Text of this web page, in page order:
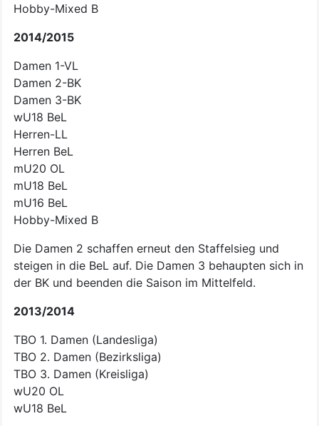
Hobby-Mixed B
2014/2015
Damen 1-VL
Damen 2-BK
Damen 3-BK
wU18 BeL
Herren-LL
Herren BeL
mU20 OL
mU18 BeL
mU16 BeL
Hobby-Mixed B
Die Damen 2 schaffen erneut den Staffelsieg und
steigen in die BeL auf. Die Damen 3 behaupten sich in
der BK und beenden die Saison im Mittelfeld.
2013/2014
TBO 1. Damen (Landesliga)
TBO 2. Damen (Bezirksliga)
TBO 3. Damen (Kreisliga)
wU20 OL
wU18 BeL